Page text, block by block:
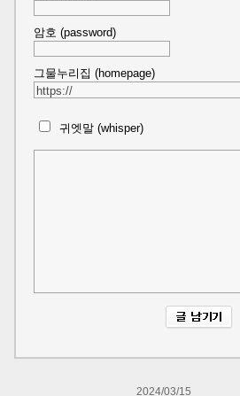
암호 (password)
그물누리집 (homepage)
귀엣말 (whisper)
2024/03/15